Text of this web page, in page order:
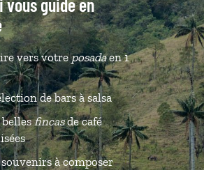
vers votreposadaen 1
de bars à salsa
bellesfincasde café
à composer